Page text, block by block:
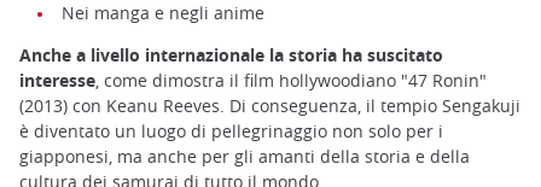
Nei manga e negli anime
Anche a livello internazionale la storia ha suscitato
interesse, come dimostra il film hollywoodiano "47 Ronin"
(2013) con Keanu Reeves. Di conseguenza, il tempio Sengakuji
è diventato un luogo di pellegrinaggio non solo per i
giapponesi, ma anche per gli amanti della storia e della
cultura dei samurai di tutto il mondo.